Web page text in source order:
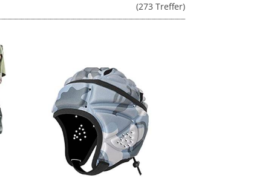
(273 Treffer)